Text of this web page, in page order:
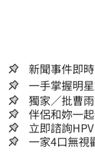
新聞事件即
獨家／批曹
工會跟演藝
伴侶和妳一
立即諮詢
嫌晚！
一家4口無